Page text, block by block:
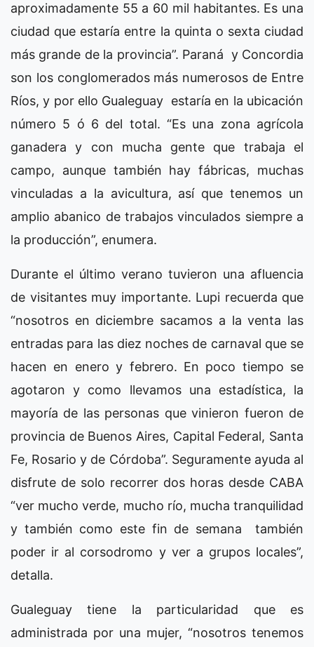
aproximadamente 55 a 60 mil habitantes. Es una
ciudad que estaría entre la quinta o sexta ciudad
más grande de la provincia”. Paraná y Concordia
son los conglomerados más numerosos de Entre
Ríos, y por ello Gualeguay estaría en la ubicación
número 5 ó 6 del total. “Es una zona agrícola
ganadera y con mucha gente que trabaja el
campo, aunque también hay fábricas, muchas
vinculadas a la avicultura, así que tenemos un
amplio abanico de trabajos vinculados siempre a
la producción”, enumera.
Durante el último verano tuvieron una afluencia
de visitantes muy importante. Lupi recuerda que
“nosotros en diciembre sacamos a la venta las
entradas para las diez noches de carnaval que se
hacen en enero y febrero. En poco tiempo se
agotaron y como llevamos una estadística, la
mayoría de las personas que vinieron fueron de
provincia de Buenos Aires, Capital Federal, Santa
Fe, Rosario y de Córdoba”. Seguramente ayuda al
disfrute de solo recorrer dos horas desde CABA
“ver mucho verde, mucho río, mucha tranquilidad
y también como este fin de semana también
poder ir al corsodromo y ver a grupos locales”,
detalla.
Gualeguay tiene la particularidad que es
administrada por una mujer, “nosotros tenemos